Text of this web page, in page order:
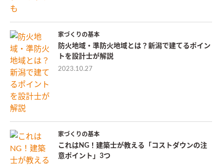
家づくりの基本
防火地域・準防火地域とは？新潟で建てるポイン
トを設計士が解説
2023.10.27
家づくりの基本
これはNG！建築士が教える「コストダウンの注
意ポイント」3つ